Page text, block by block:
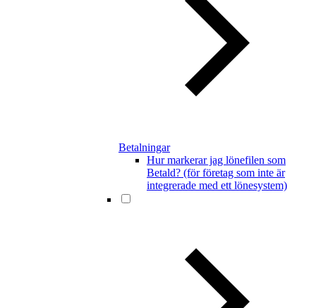
Betalningar
Hur markerar jag lönefilen som
Betald? (för företag som inte är
integrerade med ett lönesystem)